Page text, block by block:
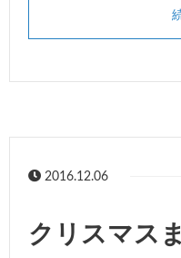
2016.12.06
クリスマス